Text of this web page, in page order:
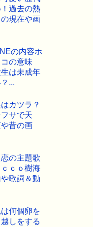
過去の熱
現在や画
の内容ホ
の意味
は未成年
...
カツラ？
サで天
昔の画
の主題歌
ｃｏ樹海
歌詞＆動
何個卵を
しをする